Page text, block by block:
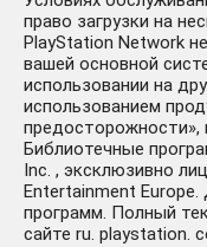
право загрузки на
PlayStation Network
вашей основной
использовании на
использованием
Библиотечные
Inc. , эксклюзивно
Entertainment
программ. Полный
сайте ru. playstation.